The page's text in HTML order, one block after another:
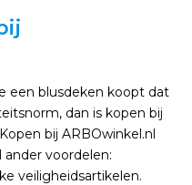
een blusdeken koopt dat
dan is kopen bij
bij ARBOwinkel.nl
voordelen:
veiligheidsartikelen.